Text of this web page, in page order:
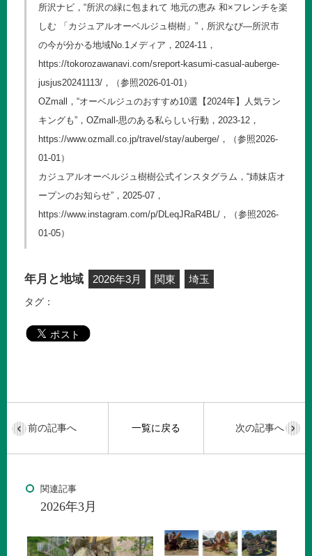
所沢ナビ，“所沢の緑に包まれて 地元の恵み 和×フレンチを楽
しむ 「カジュアルオーベルジュ樹樹」”，所沢なび―所沢市
の今が分かる地域No.1メディア，2024-11，
https://tokorozawanavi.com/sreport-kasumi-casual-auberge-
jusjus20241113/ ，（参照2026-01-01）
OZmall，“オーベルジュのおすすめ10選【2024年】人気ラン
キングも”，OZmall-思のある私らしい行動，2023-12，
https://www.ozmall.co.jp/travel/stay/auberge/ ，（参照2026-
01-01）
カジュアルオーベルジュ樹樹公式インスタグラム，“姉妹店オ
ープンのお知らせ”，2025-07，
https://www.instagram.com/p/DLeqJRaR4BL/ ，（参照2026-
01-05）
年月と地域 2026年3月 関東 埼玉
タグ：
一覧に戻る
前の記事へ 次の記事へ
関連記事
2026年3月